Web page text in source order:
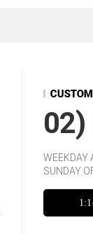
02)
WEEKDAY
SUNDAY